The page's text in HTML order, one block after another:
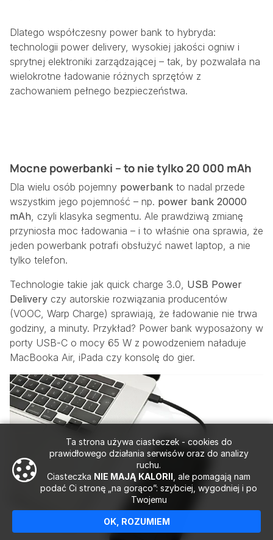
Ta strona używa ciasteczek - cookies do
prawidłowego działania serwisów oraz do analizy
ruchu.
Ciasteczka NIE MAJĄ KALORII , ale pomagają nam
podać Ci stronę „na gorąco”: szybciej, wygodniej i po
Twojemu
OK, ROZUMIEM
Dlatego współczesny power bank to hybryda:
technologii power delivery, wysokiej jakości ogniw i
sprytnej elektroniki zarządzającej – tak, by pozwalała na
wielokrotne ładowanie różnych sprzętów z
zachowaniem pełnego bezpieczeństwa.
Mocne powerbanki – to nie tylko 20 000 mAh
Dla wielu osób pojemny powerbank to nadal przede
wszystkim jego pojemność – np. power bank 20000
mAh, czyli klasyka segmentu. Ale prawdziwą zmianę
przyniosła moc ładowania – i to właśnie ona sprawia, że
jeden powerbank potrafi obsłużyć nawet laptop, a nie
tylko telefon.
Technologie takie jak quick charge 3.0, USB Power
Delivery czy autorskie rozwiązania producentów
(VOOC, Warp Charge) sprawiają, że ładowanie nie trwa
godziny, a minuty. Przykład? Power bank wyposażony w
porty USB-C o mocy 65 W z powodzeniem naładuje
MacBooka Air, iPada czy konsolę do gier.